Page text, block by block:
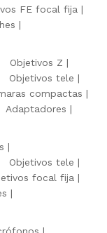
FE focal fija
Objetivos Z
Objetivos tele
compactas
Adaptadores
Objetivos tele
focal fija